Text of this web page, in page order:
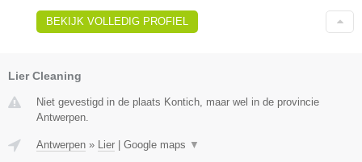
BEKIJK VOLLEDIG PROFIEL
Lier Cleaning
Niet gevestigd in de plaats Kontich, maar wel in de provincie
Antwerpen.
Antwerpen » Lier Google maps ▼